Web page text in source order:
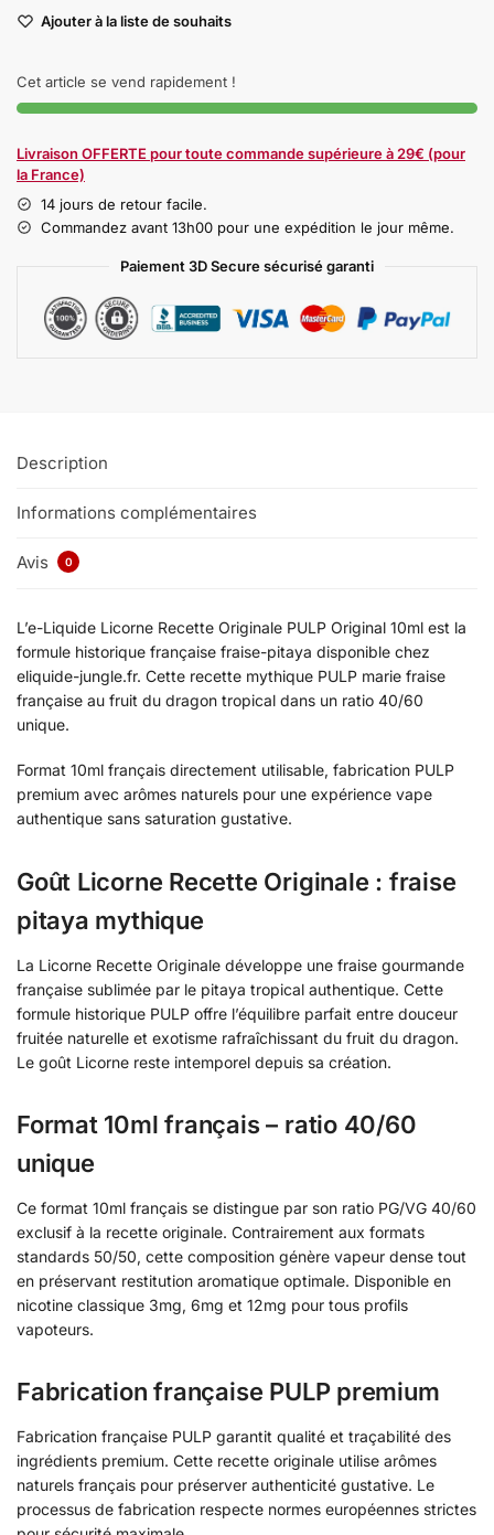
Ajouter à la liste de souhaits
Cet article se vend rapidement !
Livraison OFFERTE pour toute commande supérieure à 29€ (pour
la France)
14 jours de retour facile.
Commandez avant 13h00 pour une expédition le jour même.
Paiement 3D Secure sécurisé garanti
Description
Informations complémentaires
Avis 0
L’e-Liquide Licorne Recette Originale PULP Original 10ml est la
formule historique française fraise-pitaya disponible chez
eliquide-jungle.fr. Cette recette mythique PULP marie fraise
française au fruit du dragon tropical dans un ratio 40/60
unique.
Format 10ml français directement utilisable, fabrication PULP
premium avec arômes naturels pour une expérience vape
authentique sans saturation gustative.
Goût Licorne Recette Originale : fraise
pitaya mythique
La Licorne Recette Originale développe une fraise gourmande
française sublimée par le pitaya tropical authentique. Cette
formule historique PULP offre l’équilibre parfait entre douceur
fruitée naturelle et exotisme rafraîchissant du fruit du dragon.
Le goût Licorne reste intemporel depuis sa création.
Format 10ml français – ratio 40/60
unique
Ce format 10ml français se distingue par son ratio PG/VG 40/60
exclusif à la recette originale. Contrairement aux formats
standards 50/50, cette composition génère vapeur dense tout
en préservant restitution aromatique optimale. Disponible en
nicotine classique 3mg, 6mg et 12mg pour tous profils
vapoteurs.
Fabrication française PULP premium
Fabrication française PULP garantit qualité et traçabilité des
ingrédients premium. Cette recette originale utilise arômes
naturels français pour préserver authenticité gustative. Le
processus de fabrication respecte normes européennes strictes